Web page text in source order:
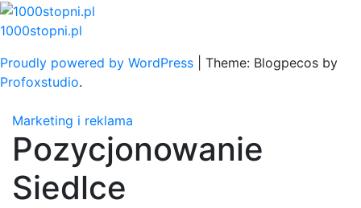
Skip
to
1000stopni.pl
Proudly powered by WordPress
Theme: Blogpecos by
Profoxstudio.
Marketing i reklama
Pozycjonowanie
Siedlce